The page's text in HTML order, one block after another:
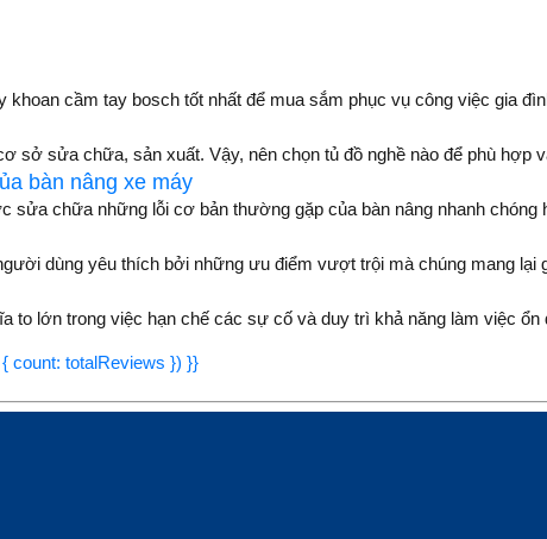
cầm tay bosch tốt nhất để mua sắm phục vụ công việc gia
sở sửa chữa, sản xuất. Vậy, nên chọn tủ đồ nghề nào để phù hợp
bàn nâng xe máy
chữa những lỗi cơ bản thường gặp của bàn nâng nhanh chóng
dùng yêu thích bởi những ưu điểm vượt trội mà chúng mang lại
to lớn trong việc hạn chế các sự cố và duy trì khả năng làm việc
count: totalReviews }) }}